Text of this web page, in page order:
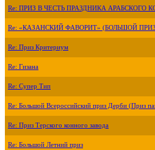
Re: ПРИЗ В ЧЕСТЬ ПРАЗДНИКА АРАБСКОГО
Re: «КАЗАНСКИЙ ФАВОРИТ» (БОЛЬШОЙ
Re: Приз Критериум
Re: Гизана
Re: Супер Тип
Re: Большой Всероссийский приз Дерби (Приз
Re: Приз Терского конного завода
Re: Большой Летний приз